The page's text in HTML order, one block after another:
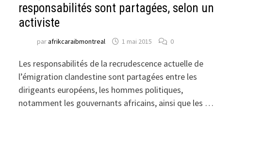
responsabilités sont partagées, selon un
activiste
parafrikcaraibmontreal 1 mai 2015 0
Les responsabilités de la recrudescence actuelle de
l’émigration clandestine sont partagées entre les
dirigeants européens, les hommes politiques,
notamment les gouvernants africains, ainsi que les …